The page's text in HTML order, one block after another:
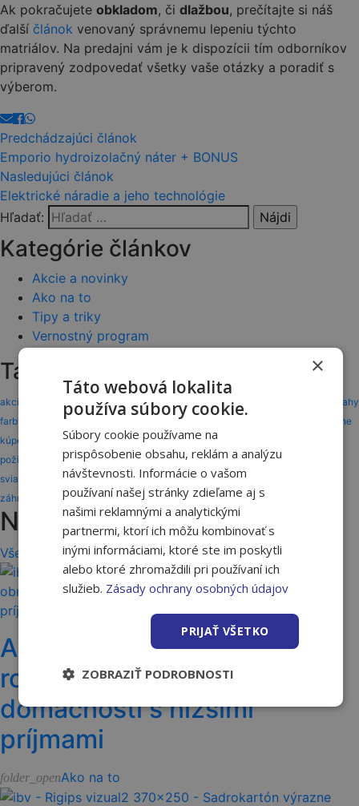
Ak pokračujete obkladom, či dlažbou, prečítajte si náš
ďalší článok venovaný správnemu lepeniu týchto
matriálov. Na predajni vám je k dispozícii tím odborníkov
pripravený zodpovedať všetky vaše otázky a poradiť s
výberom.
Predchádzajúci článok
Emporio hydroizolačný náter + BONUS
Nasledujúci článok
Elektrické náradie a jeho technológie
Hľadať:
Kategórie článkov
Akcie a novinky
Ako na to
Tipy a triky
Vernostný program
Tagy
akcia benefit benefity dom drevo
dvere a podlahy
farby a laky
gardena karta partnera
kúpeľne
kúpeľňa
kúrenie lepidlo nakupuj a užívaj náradie
požičovňa
služby solodoor stavba strecha a fasáda strechy strešné okná
sviatky
vernostné programy vernostný program vianoce
záhrada
záhrada a okolie zľava
Novinky, tipy a triky
Všetky články
Až 11 000 € na obnovu
rodinného domu pre
domácnosti s nižšími
príjmami
folder_openAko na to
×
Táto webová lokalita
používa súbory cookie.
Súbory cookie používame na
prispôsobenie obsahu, reklám a analýzu
návštevnosti. Informácie o vašom
používaní našej stránky zdieľame aj s
našimi reklamnými a analytickými
partnermi, ktorí ich môžu kombinovať s
inými informáciami, ktoré ste im poskytli
alebo ktoré zhromaždili pri používaní ich
služieb. Zásady ochrany osobných údajov
PRIJAŤ VŠETKO
ZOBRAZIŤ PODROBNOSTI